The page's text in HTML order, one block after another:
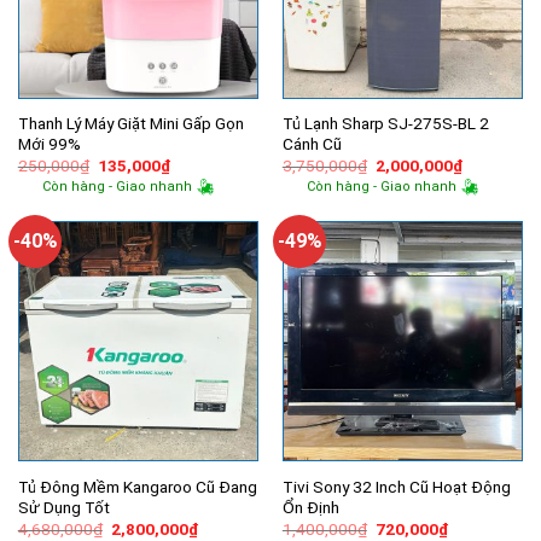
Thanh Lý Máy Giặt Mini Gấp Gọn
Mới 99%
250,000₫ Giá
gốc
là:
135,000₫Giá
hiện
tại
135,000₫.
Còn hàng - Giao nhanh
Tủ Lạnh Sharp SJ-275S-BL 2
Cánh Cũ
3,750,000₫ Giá
gốc
là:
2,000,000₫Giá
hiện
tại
Còn hàng - Giao nhanh
-40%
Tủ Đông Mềm Kangaroo Cũ Đang
Sử Dụng Tốt
4,680,000₫ Giá
2,800,000₫Giá
-49%
Tivi Sony 32 Inch Cũ Hoạt Động
Ổn Định
1,400,000₫ Giá
720,000₫Giá